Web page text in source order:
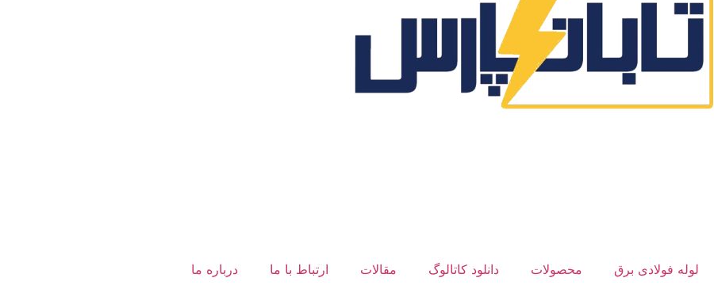
لوله فولادی برق محصولات دانلود کاتالوگ مقالات ارتباط با ما درباره ما